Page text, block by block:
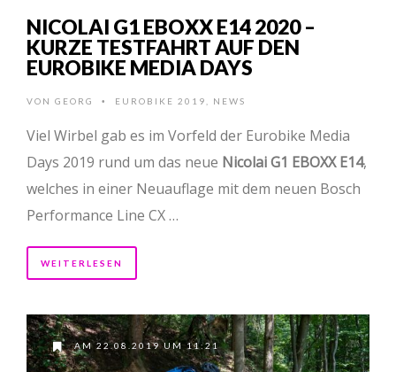
NICOLAI G1 EBOXX E14 2020 –
KURZE TESTFAHRT AUF DEN
EUROBIKE MEDIA DAYS
VON GEORG • EUROBIKE 2019 NEWS
Viel Wirbel gab es im Vorfeld der Eurobike Media
Days 2019 rund um das neue Nicolai G1 EBOXX E14,
welches in einer Neuauflage mit dem neuen Bosch
Performance Line CX …
WEITERLESEN
AM 22.08.2019 UM 11:21